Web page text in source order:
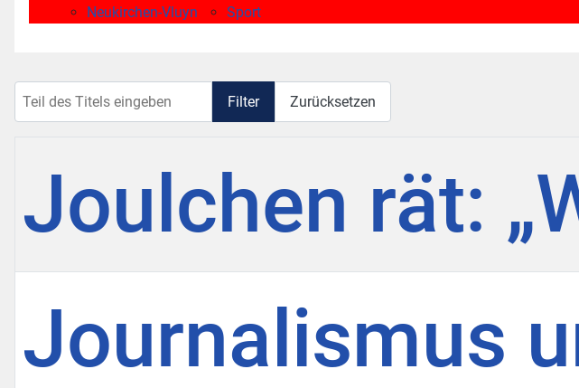
Neukirchen-Vluyn
Sport
Filter Zurücksetzen
Joulchen rät:
Journalismus